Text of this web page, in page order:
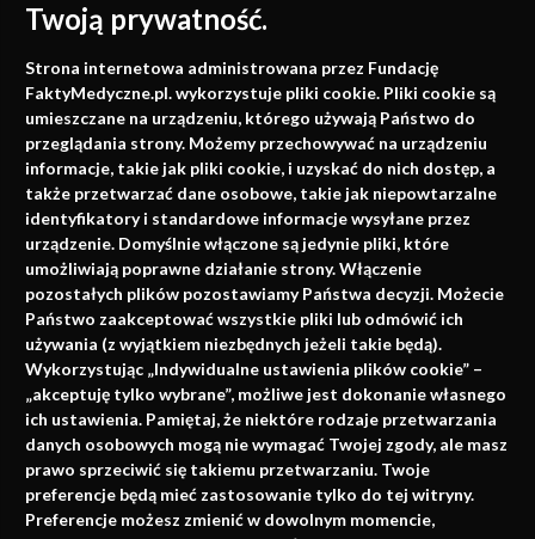
Twoją prywatność.
Strona internetowa administrowana przez Fundację
FaktyMedyczne.pl. wykorzystuje pliki cookie. Pliki cookie są
umieszczane na urządzeniu, którego używają Państwo do
przeglądania strony. Możemy przechowywać na urządzeniu
informacje, takie jak pliki cookie, i uzyskać do nich dostęp, a
także przetwarzać dane osobowe, takie jak niepowtarzalne
identyfikatory i standardowe informacje wysyłane przez
urządzenie. Domyślnie włączone są jedynie pliki, które
umożliwiają poprawne działanie strony. Włączenie
pozostałych plików pozostawiamy Państwa decyzji. Możecie
Państwo zaakceptować wszystkie pliki lub odmówić ich
używania (z wyjątkiem niezbędnych jeżeli takie będą).
Wykorzystując „Indywidualne ustawienia plików cookie” –
„akceptuję tylko wybrane”, możliwe jest dokonanie własnego
ich ustawienia. Pamiętaj, że niektóre rodzaje przetwarzania
danych osobowych mogą nie wymagać Twojej zgody, ale masz
prawo sprzeciwić się takiemu przetwarzaniu. Twoje
preferencje będą mieć zastosowanie tylko do tej witryny.
Preferencje możesz zmienić w dowolnym momencie,
Medycyna oparta na
faktach
Konferencje, szkolenia, e-learning, wydawnictwo
Napisz do nas
info@faktymedyczne.pl
ul. Towarowa 2
43-460 Wisła